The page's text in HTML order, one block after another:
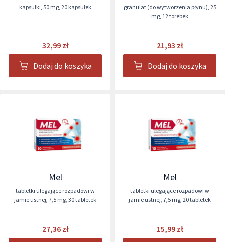
kapsułki, 50 mg, 20 kapsułek
32,99 zł
Dodaj do koszyka
granulat (do wytworzenia płynu), 25
mg, 12 torebek
21,93 zł
Dodaj do koszyka
Mel
tabletki ulegające rozpadowi w
jamie ustnej, 7,5 mg, 30 tabletek
27,36 zł
Mel
tabletki ulegające rozpadowi w
jamie ustnej, 7,5 mg, 20 tabletek
15,99 zł